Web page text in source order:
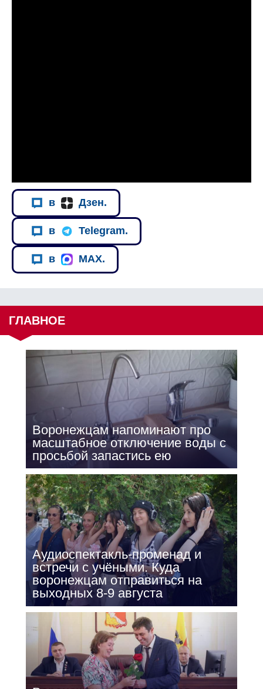
в Дзен.
в Telegram.
в MAX.
ГЛАВНОЕ
Воронежцам напоминают про
масштабное отключение воды с
просьбой запастись ею
Аудиоспектакль-променад и
встречи с учёными. Куда
воронежцам отправиться на
выходных 8-9 августа